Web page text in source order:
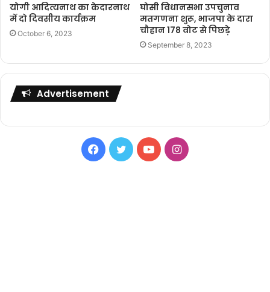
योगी आदित्यनाथ का केदारनाथ
में दो दिवसीय कार्यक्रम
October 6, 2023
घोसी विधानसभा उपचुनाव
मतगणना शुरू, भाजपा के दारा
चौहान 178 वोट से पिछड़े
September 8, 2023
Advertisement
Facebook
TwitterYouTubeInstagram